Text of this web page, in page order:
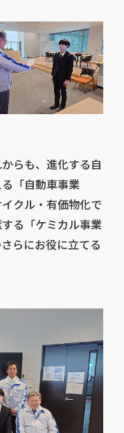
らも、進化する自
「自動車事業
クル・有価物化で
る「ケミカル事業
らにお役に立てる